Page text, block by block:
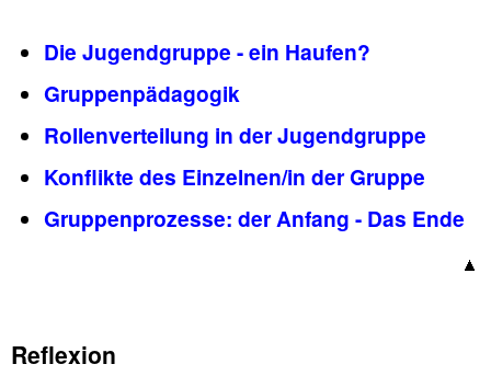
Die Jugendgruppe - ein Haufen?
Gruppenpädagogik
Rollenverteilung in der Jugendgruppe
Konflikte des Einzelnen/in der Gruppe
Gruppenprozesse: der Anfang - Das Ende
Reflexion